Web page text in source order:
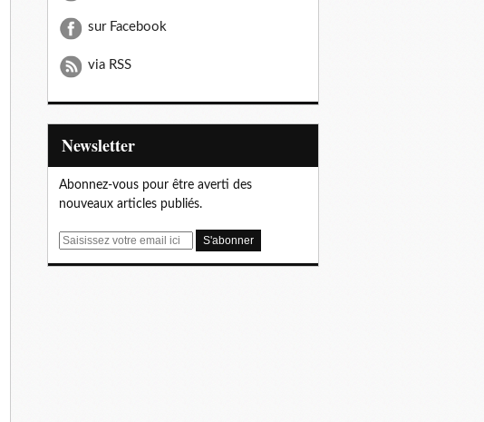
sur Facebook
via RSS
Newsletter
Abonnez-vous pour être averti des
nouveaux articles publiés.
E